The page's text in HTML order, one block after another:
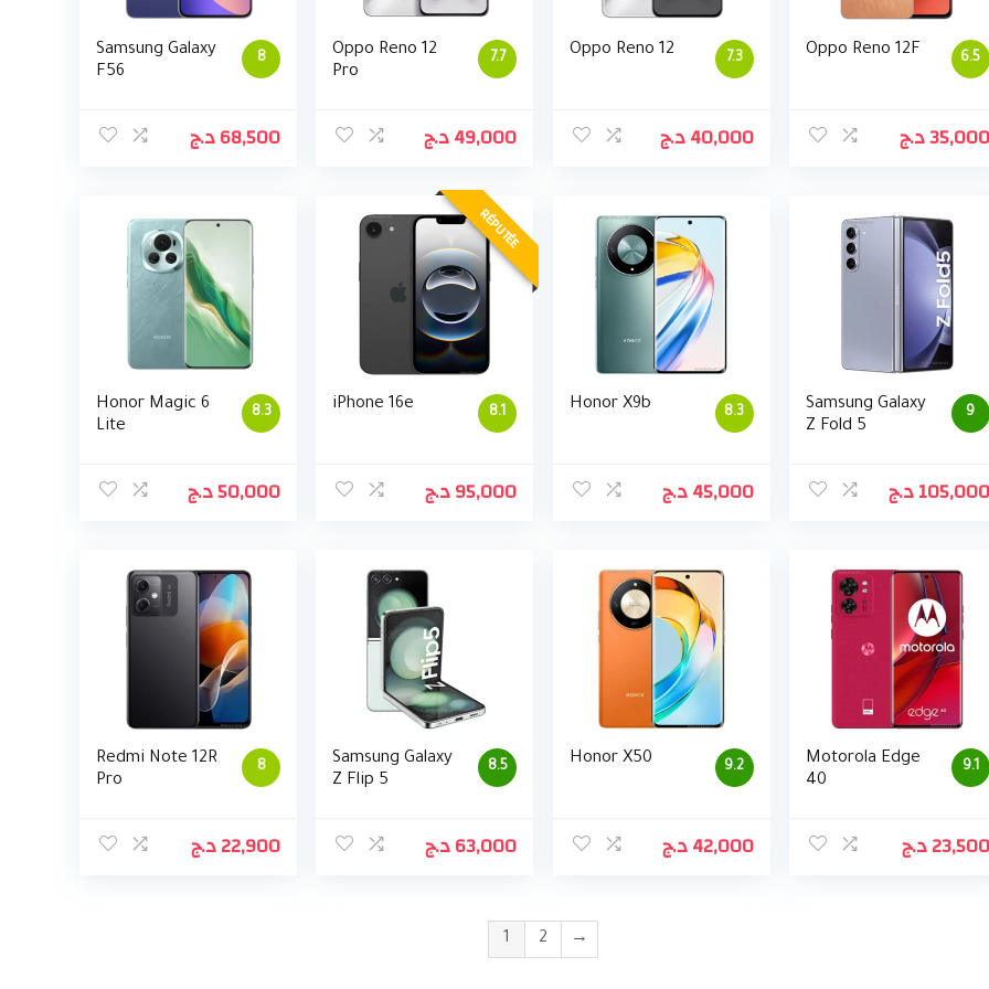
8
Samsung Galaxy
F56
68,500د.ج
7.7
Oppo Reno 12
Pro
49,000د.ج
7.3
Oppo Reno 12
40,000د.ج
6.5
Oppo Reno 12F
35,000د.ج
8.3
Honor Magic 6
Lite
50,000د.ج
RÉPUTÉE
8.1
iPhone 16e
95,000د.ج
8.3
Honor X9b
45,000د.ج
9
Samsung Galaxy
Z Fold 5
105,000د.ج
8
Redmi Note 12R
Pro
22,900د.ج
8.5
Samsung Galaxy
Z Flip 5
63,000د.ج
9.2
Honor X50
42,000د.ج
9.1
Motorola Edge
40
23,500د.ج
1 2 →